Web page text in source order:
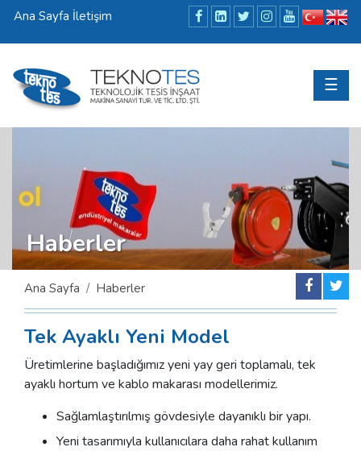
Ana Sayfa İletişim
☰
Haberler
Ana Sayfa Haberler
Tek Ayaklı Yeni Model
Üretimlerine başladığımız yeni yay geri toplamalı, tek
ayaklı hortum ve kablo makarası modellerimiz.
Sağlamlaştırılmış gövdesiyle dayanıklı bir yapı.
Yeni tasarımıyla kullanıcılara daha rahat kullanım